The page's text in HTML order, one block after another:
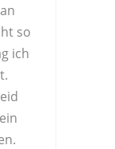
so
ich